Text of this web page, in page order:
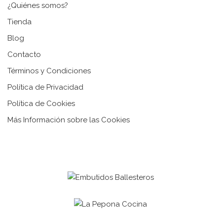
¿Quiénes somos?
Tienda
Blog
Contacto
Términos y Condiciones
Política de Privacidad
Política de Cookies
Más Información sobre las Cookies